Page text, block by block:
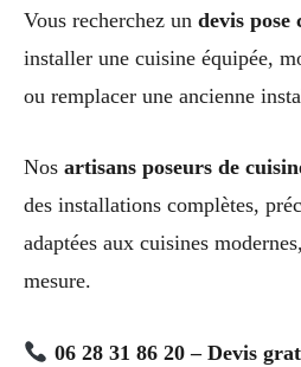
Vous recherchez un devis pose
installer une cuisine équipée,
ou remplacer une ancienne
Nos artisans poseurs de
des installations complètes,
adaptées aux cuisines
mesure.
06 28 31 86 20 – Devis